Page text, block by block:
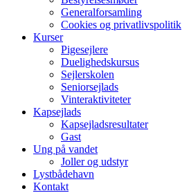
Generalforsamling
Cookies og privatlivspolitik
Kurser
Pigesejlere
Duelighedskursus
Sejlerskolen
Seniorsejlads
Vinteraktiviteter
Kapsejlads
Kapsejladsresultater
Gast
Ung på vandet
Joller og udstyr
Lystbådehavn
Kontakt